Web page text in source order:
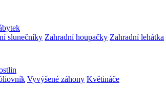
slunečníky Zahradní houpačky Zahradní lehátka
Vyvýšené záhony Květináče